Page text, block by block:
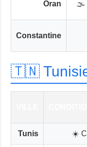
Oran 🌫️
Constantine
🇹🇳
Tunis ☀️